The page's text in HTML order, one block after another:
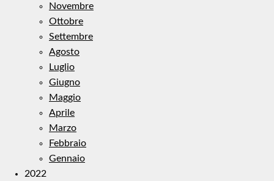
Novembre
Ottobre
Settembre
Agosto
Luglio
Giugno
Maggio
Aprile
Marzo
Febbraio
Gennaio
2022